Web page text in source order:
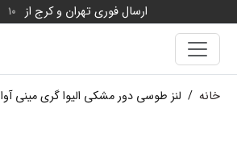
ارسال فوری تهران و کرج از 10
خانه / لنز طوسی دور مشکی الیوا گری مینی آوا